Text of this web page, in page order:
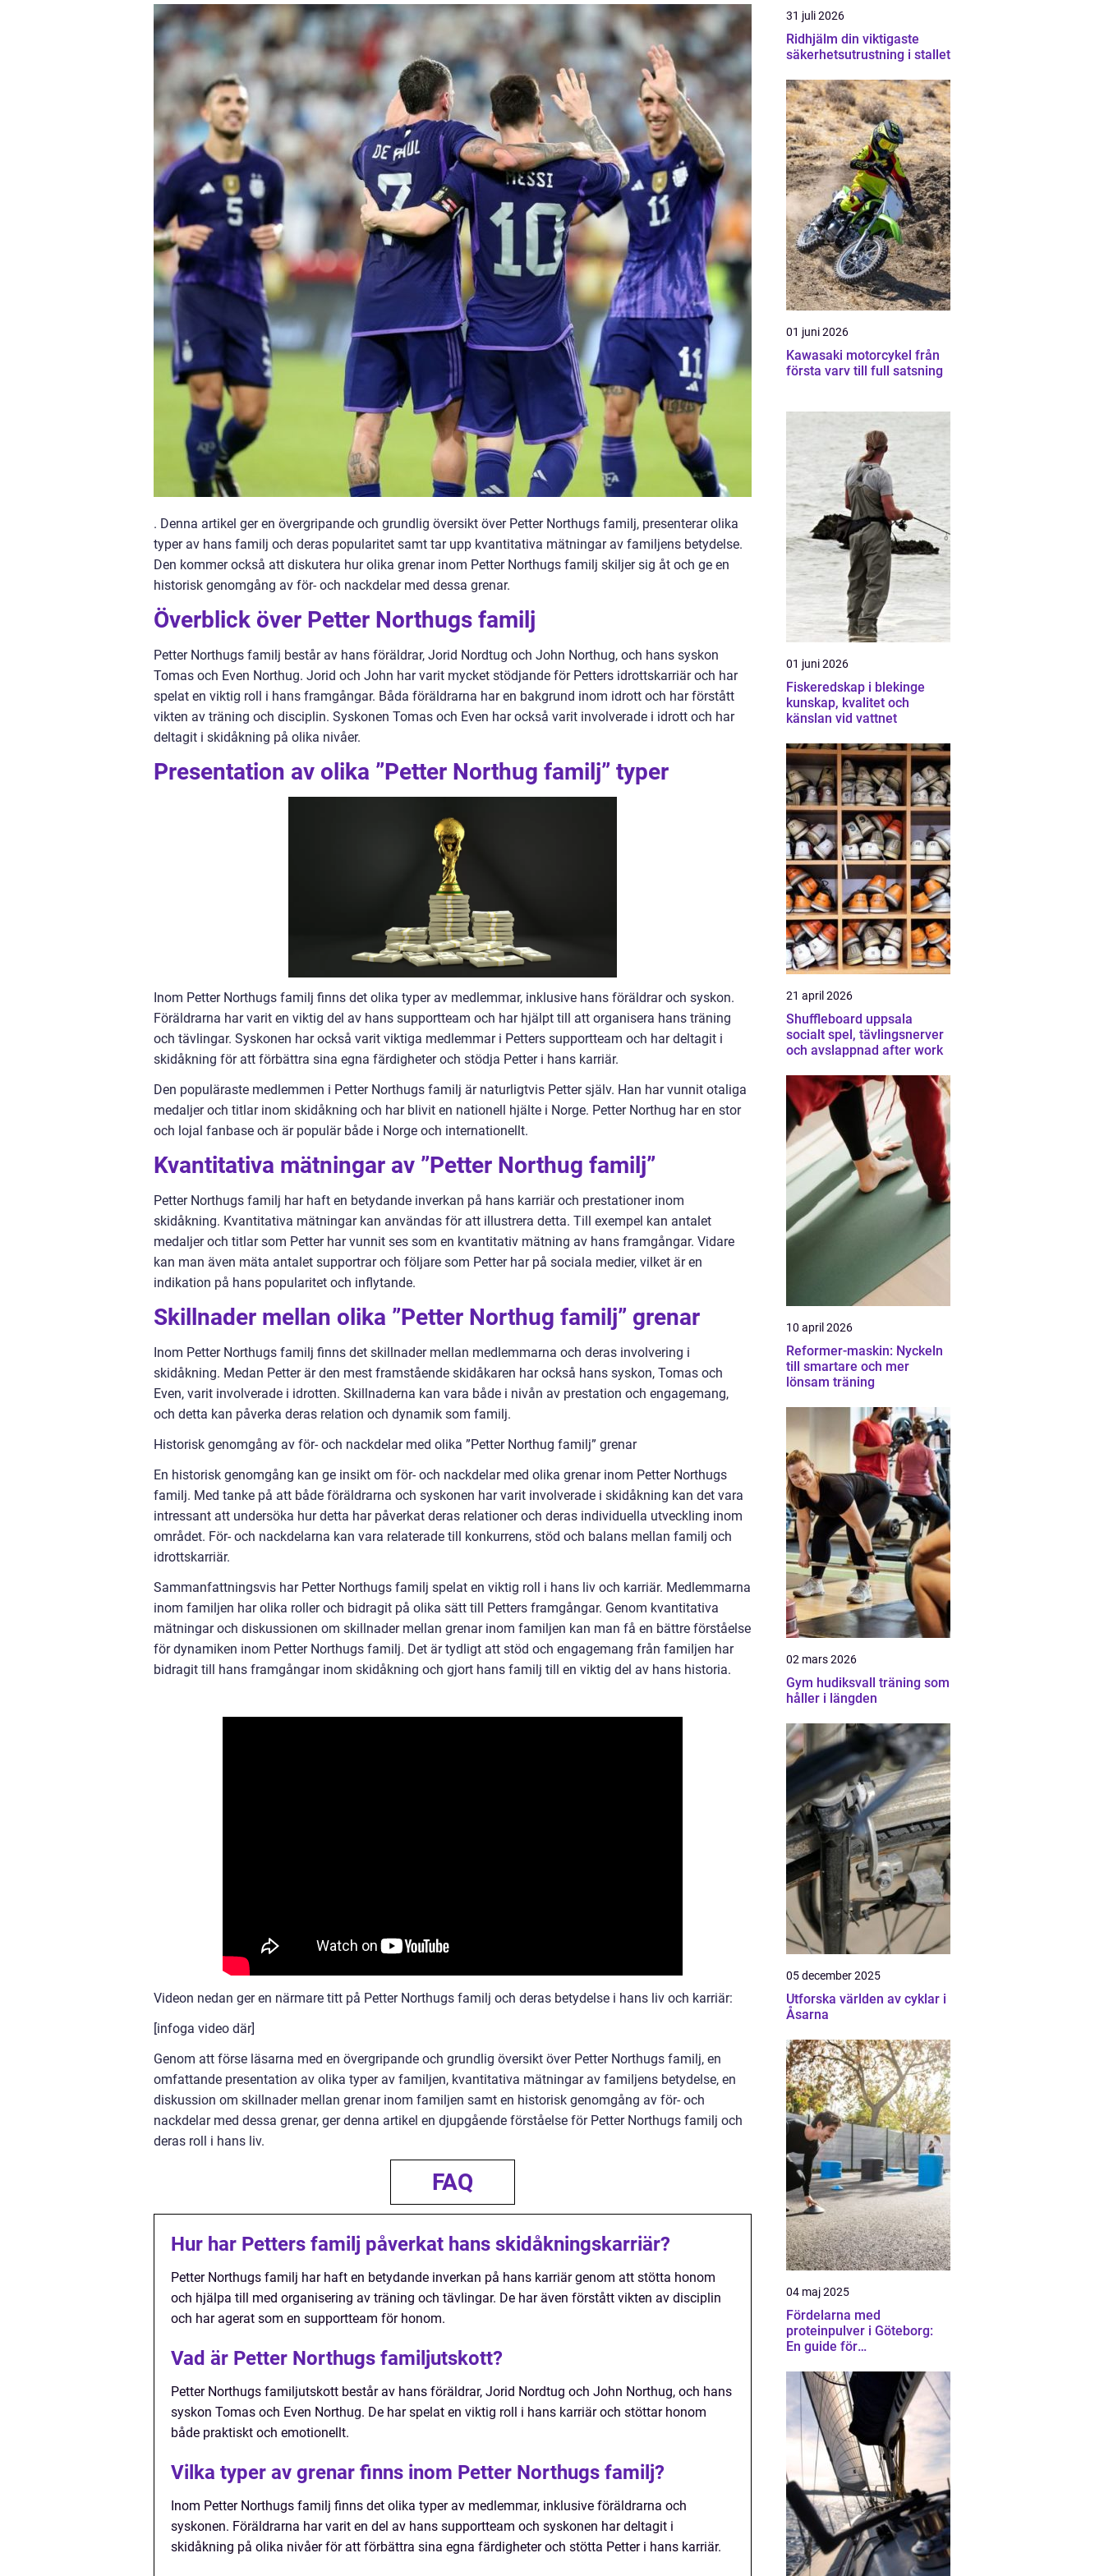
. Denna artikel ger en övergripande och grundlig översikt över Petter Northugs familj, presenterar olika
typer av hans familj och deras popularitet samt tar upp kvantitativa mätningar av familjens betydelse.
Den kommer också att diskutera hur olika grenar inom Petter Northugs familj skiljer sig åt och ge en
historisk genomgång av för- och nackdelar med dessa grenar.
Överblick över Petter Northugs familj
Petter Northugs familj består av hans föräldrar, Jorid Nordtug och John Northug, och hans syskon
Tomas och Even Northug. Jorid och John har varit mycket stödjande för Petters idrottskarriär och har
spelat en viktig roll i hans framgångar. Båda föräldrarna har en bakgrund inom idrott och har förstått
vikten av träning och disciplin. Syskonen Tomas och Even har också varit involverade i idrott och har
deltagit i skidåkning på olika nivåer.
Presentation av olika ”Petter Northug familj” typer
Inom Petter Northugs familj finns det olika typer av medlemmar, inklusive hans föräldrar och syskon.
Föräldrarna har varit en viktig del av hans supportteam och har hjälpt till att organisera hans träning
och tävlingar. Syskonen har också varit viktiga medlemmar i Petters supportteam och har deltagit i
skidåkning för att förbättra sina egna färdigheter och stödja Petter i hans karriär.
Den populäraste medlemmen i Petter Northugs familj är naturligtvis Petter själv. Han har vunnit otaliga
medaljer och titlar inom skidåkning och har blivit en nationell hjälte i Norge. Petter Northug har en stor
och lojal fanbase och är populär både i Norge och internationellt.
Kvantitativa mätningar av ”Petter Northug familj”
Petter Northugs familj har haft en betydande inverkan på hans karriär och prestationer inom
skidåkning. Kvantitativa mätningar kan användas för att illustrera detta. Till exempel kan antalet
medaljer och titlar som Petter har vunnit ses som en kvantitativ mätning av hans framgångar. Vidare
kan man även mäta antalet supportrar och följare som Petter har på sociala medier, vilket är en
indikation på hans popularitet och inflytande.
Skillnader mellan olika ”Petter Northug familj” grenar
Inom Petter Northugs familj finns det skillnader mellan medlemmarna och deras involvering i
skidåkning. Medan Petter är den mest framstående skidåkaren har också hans syskon, Tomas och
Even, varit involverade i idrotten. Skillnaderna kan vara både i nivån av prestation och engagemang,
och detta kan påverka deras relation och dynamik som familj.
Historisk genomgång av för- och nackdelar med olika ”Petter Northug familj” grenar
En historisk genomgång kan ge insikt om för- och nackdelar med olika grenar inom Petter Northugs
familj. Med tanke på att både föräldrarna och syskonen har varit involverade i skidåkning kan det vara
intressant att undersöka hur detta har påverkat deras relationer och deras individuella utveckling inom
området. För- och nackdelarna kan vara relaterade till konkurrens, stöd och balans mellan familj och
idrottskarriär.
Sammanfattningsvis har Petter Northugs familj spelat en viktig roll i hans liv och karriär. Medlemmarna
inom familjen har olika roller och bidragit på olika sätt till Petters framgångar. Genom kvantitativa
mätningar och diskussionen om skillnader mellan grenar inom familjen kan man få en bättre förståelse
för dynamiken inom Petter Northugs familj. Det är tydligt att stöd och engagemang från familjen har
bidragit till hans framgångar inom skidåkning och gjort hans familj till en viktig del av hans historia.
Videon nedan ger en närmare titt på Petter Northugs familj och deras betydelse i hans liv och karriär:
[infoga video där]
Genom att förse läsarna med en övergripande och grundlig översikt över Petter Northugs familj, en
omfattande presentation av olika typer av familjen, kvantitativa mätningar av familjens betydelse, en
diskussion om skillnader mellan grenar inom familjen samt en historisk genomgång av för- och
nackdelar med dessa grenar, ger denna artikel en djupgående förståelse för Petter Northugs familj och
deras roll i hans liv.
FAQ
Hur har Petters familj påverkat hans skidåkningskarriär?
Petter Northugs familj har haft en betydande inverkan på hans karriär genom att stötta honom
och hjälpa till med organisering av träning och tävlingar. De har även förstått vikten av disciplin
och har agerat som en supportteam för honom.
Vad är Petter Northugs familjutskott?
Petter Northugs familjutskott består av hans föräldrar, Jorid Nordtug och John Northug, och hans
syskon Tomas och Even Northug. De har spelat en viktig roll i hans karriär och stöttar honom
både praktiskt och emotionellt.
Vilka typer av grenar finns inom Petter Northugs familj?
Inom Petter Northugs familj finns det olika typer av medlemmar, inklusive föräldrarna och
syskonen. Föräldrarna har varit en del av hans supportteam och syskonen har deltagit i
skidåkning på olika nivåer för att förbättra sina egna färdigheter och stötta Petter i hans karriär.
31 juli 2026
Ridhjälm din viktigaste
säkerhetsutrustning i stallet
01 juni 2026
Kawasaki motorcykel från
första varv till full satsning
01 juni 2026
Fiskeredskap i blekinge
kunskap, kvalitet och
känslan vid vattnet
21 april 2026
Shuffleboard uppsala
socialt spel, tävlingsnerver
och avslappnad after work
10 april 2026
Reformer-maskin: Nyckeln
till smartare och mer
lönsam träning
02 mars 2026
Gym hudiksvall träning som
håller i längden
05 december 2025
Utforska världen av cyklar i
Åsarna
04 maj 2025
Fördelarna med
proteinpulver i Göteborg:
En guide för